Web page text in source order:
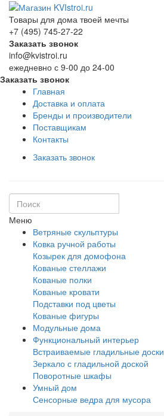
Товары для дома твоей мечты
+7 (495) 745-27-22
Заказать звонок
info@kvistroi.ru
ежедневно с 9-00 до 24-00
Заказать звонок
Главная
Доставка и оплата
Бренды и производители
Поставщикам
Контакты
Заказать звонок
Меню
Ветряные скульптуры
Ковка ручной работы
Козырек для домофона
Кованые стеллажи
Кованые полки
Кованые кровати
Подставки под цветы
Кованые фигуры
Модульные дома
Функциональный интерьер
Встраиваемые гладильные доски
Зеркало с гладильной доской
Поворотные шкафы
Умный дом
Сенсорные ведра для мусора